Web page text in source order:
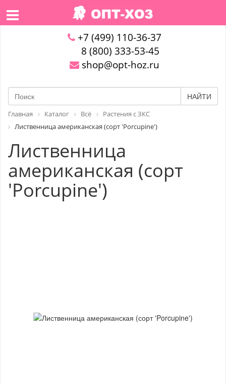
+7 (499) 110-36-37
8 (800) 333-53-45
shop@opt-hoz.ru
НАЙТИ
Главная Каталог Всё
Растения с ЗКС
Лиственница американская (сорт 'Porcupine')
Лиственница
американская (сорт
'Porcupine')